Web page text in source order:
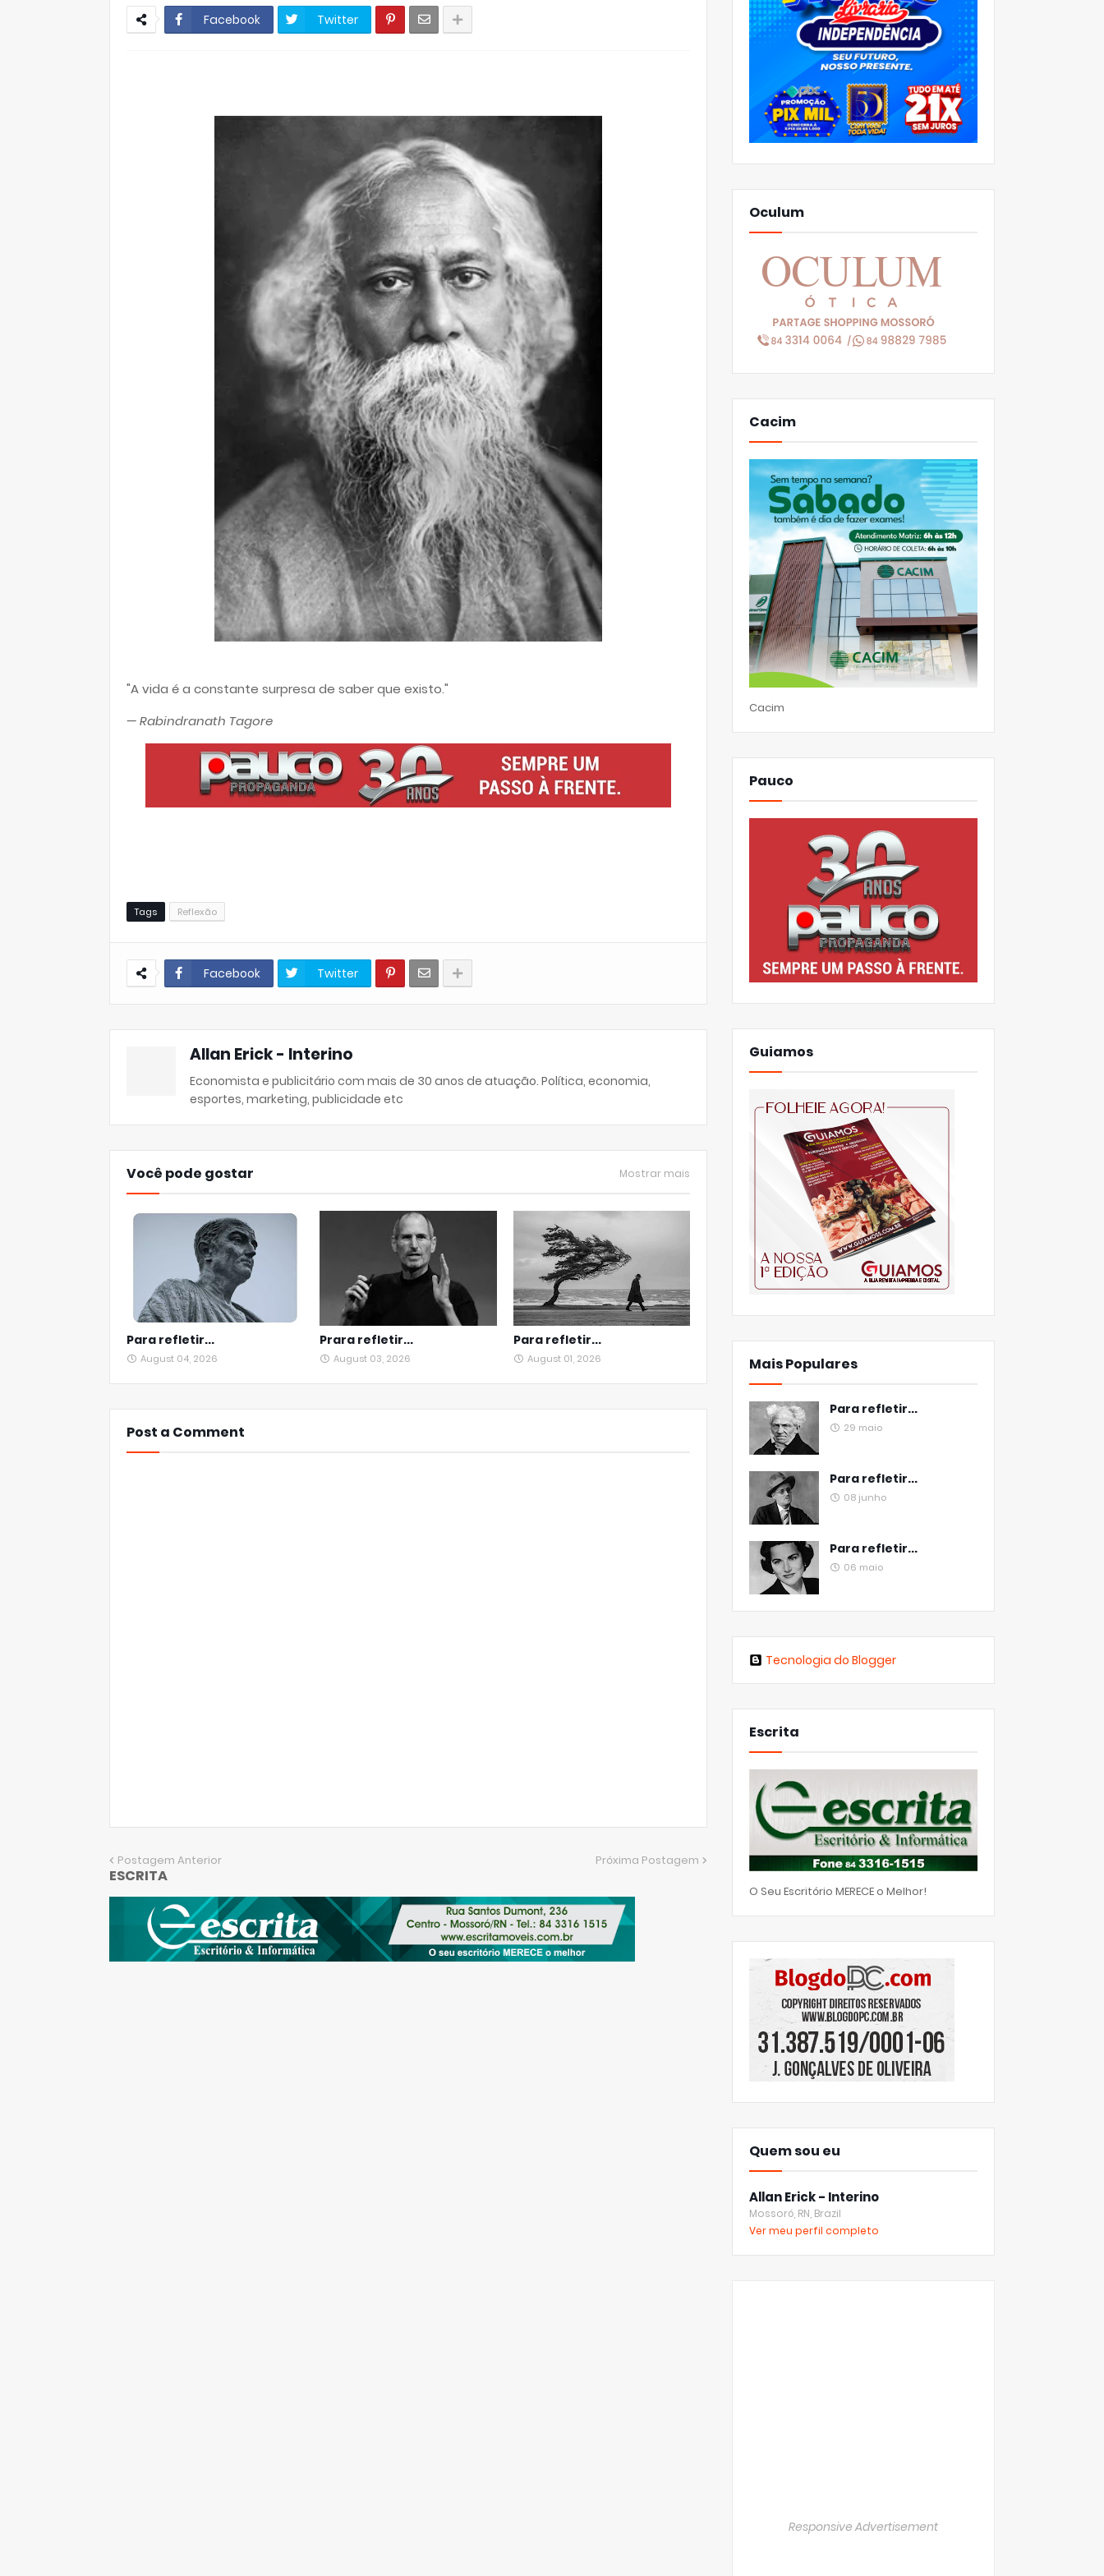
Facebook Twitter
"A vida é a constante surpresa de saber que existo."
— Rabindranath Tagore
Tags Reflexão
Facebook Twitter
Allan Erick - Interino
Economista e publicitário com mais de 30 anos de atuação. Política, economia,
esportes, marketing, publicidade etc
Você pode gostar Mostrar mais
Para refletir...
August 04, 2026
Prara refletir...
August 03, 2026
Para refletir...
August 01, 2026
Post a Comment
Postagem Anterior Próxima Postagem
ESCRITA
Oculum
Cacim
Cacim
Pauco
Guiamos
Mais Populares
Para refletir...
29 maio
Para refletir...
08 junho
Para refletir...
06 maio
Tecnologia do Blogger
Escrita
O Seu Escritório MERECE o Melhor!
Quem sou eu
Allan Erick - Interino
Mossoró, RN, Brazil
Ver meu perfil completo
Responsive Advertisement